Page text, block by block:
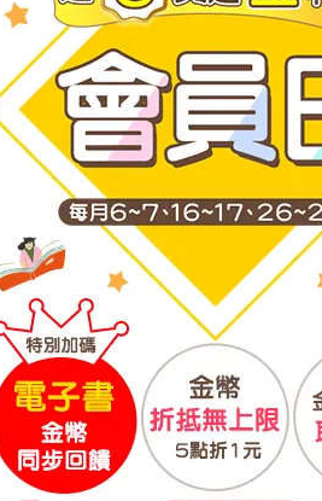
等。
《解陰、避煞必備寶典：跟陰煞說
招財進寶》。